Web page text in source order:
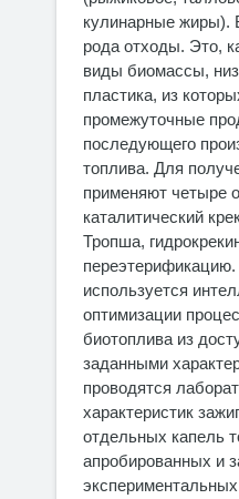
кулинарные жиры).
рода отходы. Это,
виды биомассы,
пластика, из
промежуточные
последующего
топлива. Для
применяют четыре
каталитический
Тропша,
переэтерификацию.
используется
оптимизации
биотоплива из
заданными
проводятся
характеристик
отдельных капель
апробированных и